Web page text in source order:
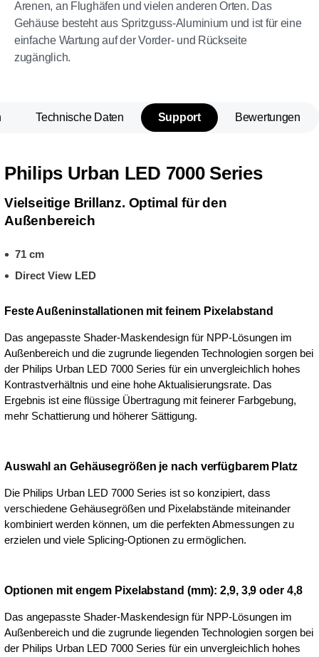
Arenen, an Flughäfen und vielen anderen Orten. Das
Gehäuse besteht aus Spritzguss-Aluminium und ist für eine
einfache Wartung auf der Vorder- und Rückseite
zugänglich.
Technische Daten Support Bewertungen
Philips Urban LED 7000 Series
Vielseitige Brillanz. Optimal für den
Außenbereich
71 cm
Direct View LED
Feste Außeninstallationen mit feinem Pixelabstand
Das angepasste Shader-Maskendesign für NPP-Lösungen im
Außenbereich und die zugrunde liegenden Technologien sorgen bei
der Philips Urban LED 7000 Series für ein unvergleichlich hohes
Kontrastverhältnis und eine hohe Aktualisierungsrate. Das
Ergebnis ist eine flüssige Übertragung mit feinerer Farbgebung,
mehr Schattierung und höherer Sättigung.
Auswahl an Gehäusegrößen je nach verfügbarem Platz
Die Philips Urban LED 7000 Series ist so konzipiert, dass
verschiedene Gehäusegrößen und Pixelabstände miteinander
kombiniert werden können, um die perfekten Abmessungen zu
erzielen und viele Splicing-Optionen zu ermöglichen.
Optionen mit engem Pixelabstand (mm): 2,9, 3,9 oder 4,8
Das angepasste Shader-Maskendesign für NPP-Lösungen im
Außenbereich und die zugrunde liegenden Technologien sorgen bei
der Philips Urban LED 7000 Series für ein unvergleichlich hohes